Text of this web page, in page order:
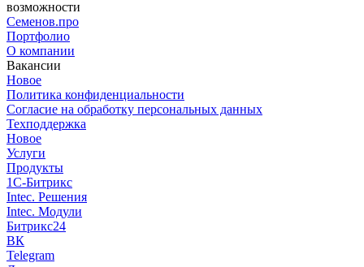
возможности
Семенов.про
Портфолио
О компании
Вакансии
Новое
Политика конфиденциальности
Согласие на обработку персональных данных
Техподдержка
Новое
Услуги
Продукты
1С-Битрикс
Intec. Решения
Intec. Модули
Битрикс24
ВК
Telegram